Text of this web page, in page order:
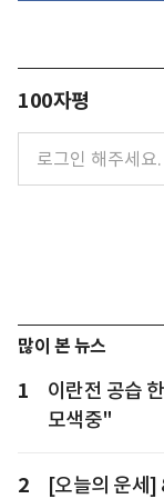
100자평
많이 본 뉴스
1
이란전 공습
모색중"
2 [오늘의 운세]